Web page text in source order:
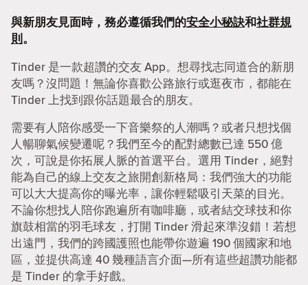
與新朋友見面時，務必遵循我們的安全小秘訣和社群規
則。
Tinder 是一款超讚的交友 App。想尋找志同道合的新朋
友嗎？沒問題！無論你喜歡公路旅行或逛夜市，都能在
Tinder 上找到跟你話題最合的朋友。
需要有人陪你感受一下音樂祭的人潮嗎？或者只想找個
人暢聊氣候變遷呢？我們至今的配對總數已達 550 億
次，可說是你拓展人脈的首選平台。選用 Tinder，絕對
能為自己的線上交友之旅開創新格局：我們強大的功能
可以大大提高你的曝光率，讓你輕鬆吸引天菜的目光。
不論你想找人陪你跑遍所有咖啡廳，或者結交球技和你
旗鼓相當的羽毛球友，打開 Tinder 滑起來準沒錯！若想
出遠門，我們的跨國護照也能帶你遊遍 190 個國家和地
區，並提供高達 40 幾種語言介面—所有這些超讚功能都
是 Tinder 的拿手好戲。